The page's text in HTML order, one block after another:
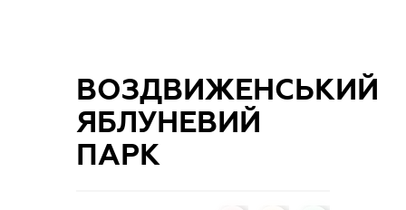
ВОЗДВИЖЕНСЬКИЙ
ЯБЛУНЕВИЙ
ПАРК